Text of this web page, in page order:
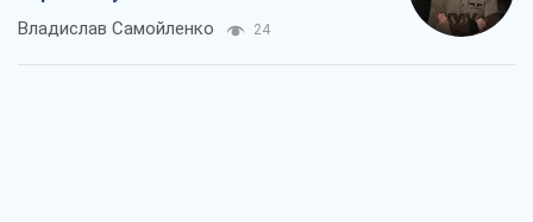
Владислав Самойленко 24